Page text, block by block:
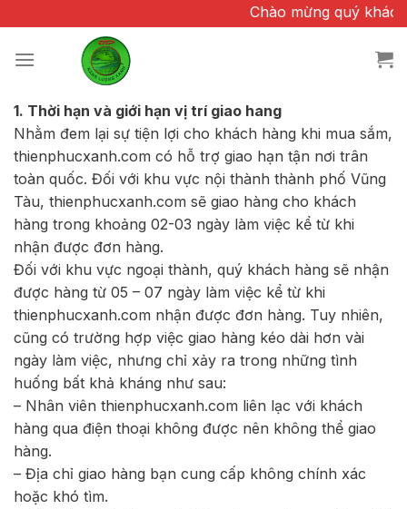
đến
nội
Chào mừng quý khách
1. Thời hạn và giới hạn vị trí giao hang
Nhằm đem lại sự tiện lợi cho khách hàng khi mua sắm,
thienphucxanh.com có hỗ trợ giao hạn tận nơi trân
toàn quốc. Đối với khu vực nội thành thành phố Vũng
Tàu, thienphucxanh.com sẽ giao hàng cho khách
hàng trong khoảng 02-03 ngày làm việc kể từ khi
nhận được đơn hàng.
Đối với khu vực ngoại thành, quý khách hàng sẽ nhận
được hàng từ 05 – 07 ngày làm việc kể từ khi
thienphucxanh.com nhận được đơn hàng. Tuy nhiên,
cũng có trường hợp việc giao hàng kéo dài hơn vài
ngày làm việc, nhưng chỉ xảy ra trong những tình
huống bất khả kháng như sau:
– Nhân viên thienphucxanh.com liên lạc với khách
hàng qua điện thoại không được nên không thể giao
hàng.
– Địa chỉ giao hàng bạn cung cấp không chính xác
hoặc khó tìm.